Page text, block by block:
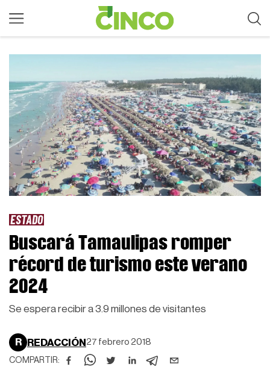
ESTADO
Buscará Tamaulipas romper
récord de turismo este verano
2024
Se espera recibir a 3.9 millones de visitantes
R REDACCIÓN 27 febrero 2018
COMPARTIR: